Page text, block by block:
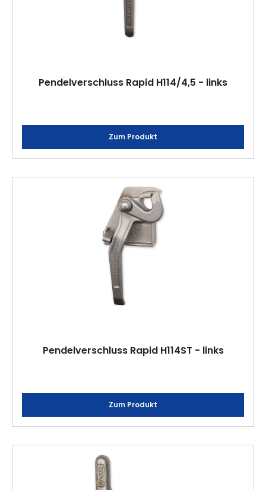
Pendelverschluss Rapid H114/4,5 - links
Zum Produkt
Pendelverschluss Rapid H114ST - links
Zum Produkt